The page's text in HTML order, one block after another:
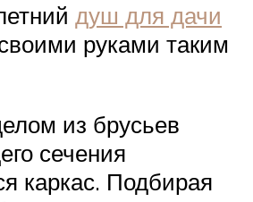
душ для дачи
руками таким
из брусьев
сечения
каркас. Подбирая